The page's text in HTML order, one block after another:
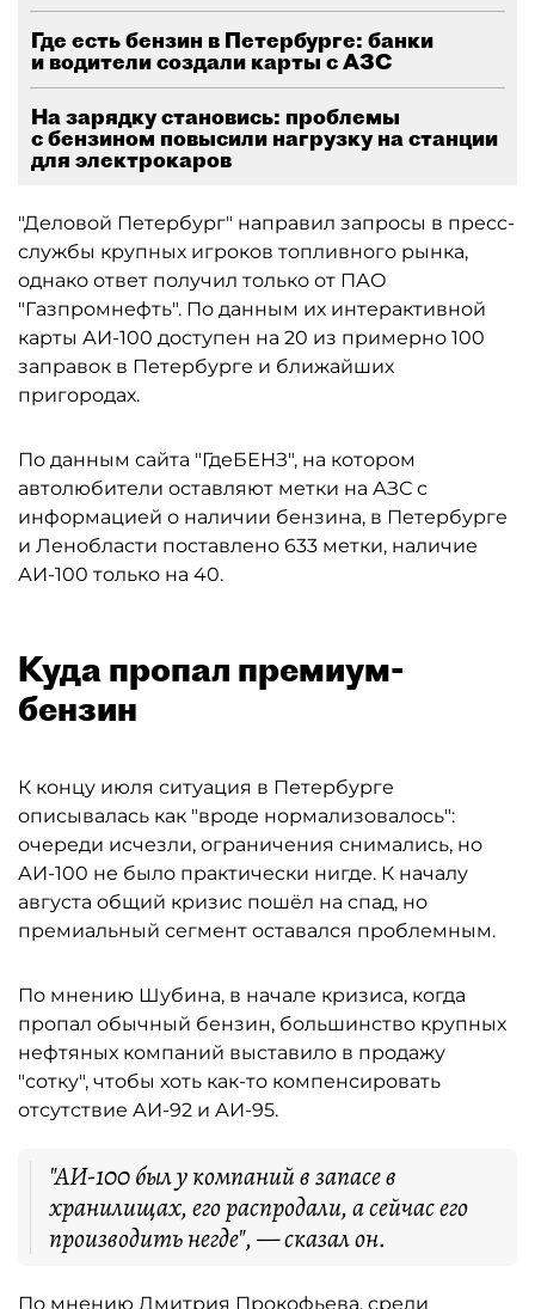
Где есть бензин в Петербурге: банки
и водители создали карты с АЗС
На зарядку становись: проблемы
с бензином повысили нагрузку на станции
для электрокаров
"Деловой Петербург" направил запросы в пресс-
службы крупных игроков топливного рынка,
однако ответ получил только от ПАО
"Газпромнефть". По данным их интерактивной
карты АИ-100 доступен на 20 из примерно 100
заправок в Петербурге и ближайших
пригородах.
По данным сайта "ГдеБЕНЗ", на котором
автолюбители оставляют метки на АЗС с
информацией о наличии бензина, в Петербурге
и Ленобласти поставлено 633 метки, наличие
АИ-100 только на 40.
Куда пропал премиум-
бензин
К концу июля ситуация в Петербурге
описывалась как "вроде нормализовалось":
очереди исчезли, ограничения снимались, но
АИ-100 не было практически нигде. К началу
августа общий кризис пошёл на спад, но
премиальный сегмент оставался проблемным.
По мнению Шубина, в начале кризиса, когда
пропал обычный бензин, большинство крупных
нефтяных компаний выставило в продажу
"сотку", чтобы хоть как-то компенсировать
отсутствие АИ-92 и АИ-95.
"АИ-100 был у компаний в запасе в
хранилищах, его распродали, а сейчас его
производить негде", — сказал он.
По мнению Дмитрия Прокофьева, среди